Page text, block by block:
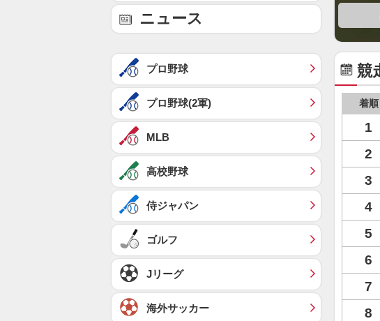
競
着順
1
2
3
4
5
6
7
8
ニュース
プロ野球
プロ野球(2軍)
MLB
高校野球
侍ジャパン
ゴルフ
Jリーグ
海外サッカー